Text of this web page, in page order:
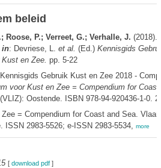
beleid
Roose, P.; Verreet, G.; Verhalle, J. (2018).
in: Devriese, L. et al. (Ed.) Kennisgids
en Zee. pp. 5-22
Gebruik Kust en Zee 2018 -
voor Kust en Zee = Compendium for Coast
Oostende. ISBN 978-94-920436-1-0.
= Compendium for Coast and Sea.
ISSN 2983-5526; e-ISSN 2983-5534, more
[ download pdf]